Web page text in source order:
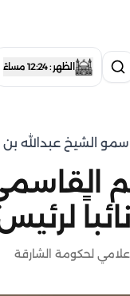
الظهر : 12:24 مساءً
سمو الشيخ عبدالله
لحكومة الشارقة